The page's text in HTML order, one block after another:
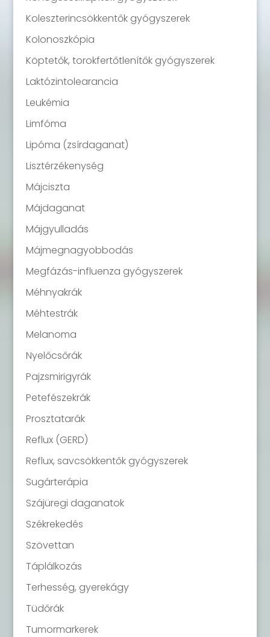
Koleszterincsökkentők gyógyszerek
Kolonoszkópia
Köptetők, torokfertőtlenítők gyógyszerek
Laktózintolearancia
Leukémia
Limfóma
Lipóma (zsírdaganat)
Lisztérzékenység
Májciszta
Májdaganat
Májgyulladás
Májmegnagyobbodás
Megfázás-influenza gyógyszerek
Méhnyakrák
Méhtestrák
Melanoma
Nyelőcsőrák
Pajzsmirigyrák
Petefészekrák
Prosztatarák
Reflux (GERD)
Reflux, savcsökkentők gyógyszerek
Sugárterápia
Szájüregi daganatok
Székrekedés
Szövettan
Táplálkozás
Terhesség, gyerekágy
Tüdőrák
Tumormarkerek